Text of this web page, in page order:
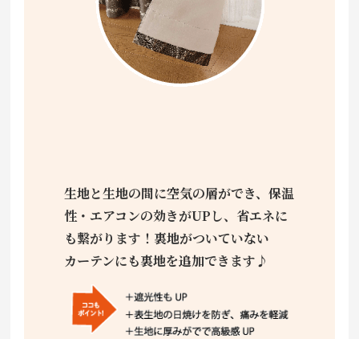
生地と生地の間に空気の層ができ、保温
性・エアコンの効きがUPし、省エネに
も繋がります！裏地がついていない
カーテンにも裏地を追加できます♪